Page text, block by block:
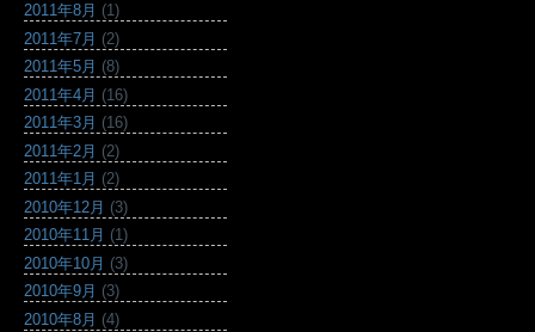
2011年8月 (1)
2011年7月 (2)
2011年5月 (8)
2011年4月 (16)
2011年3月 (16)
2011年2月 (2)
2011年1月 (2)
2010年12月 (3)
2010年11月 (1)
2010年10月 (3)
2010年9月 (3)
2010年8月 (4)